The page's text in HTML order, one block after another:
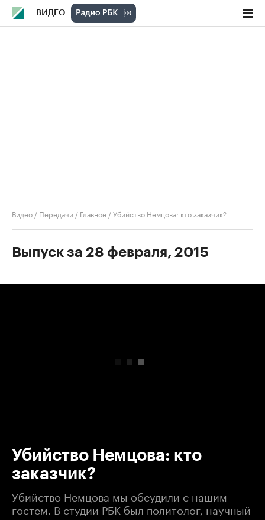
ВИДЕО
Видео / Передачи / Главное /Убийство Немцова: кто заказчик?
Выпуск за 28 февраля, 2015
Убийство Немцова: кто
заказчик?
Убийство Немцова мы обсудили с нашим
гостем. В студии РБК был политолог, научный